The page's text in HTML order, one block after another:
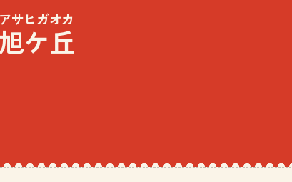
旭ケ丘
アサヒガオカ